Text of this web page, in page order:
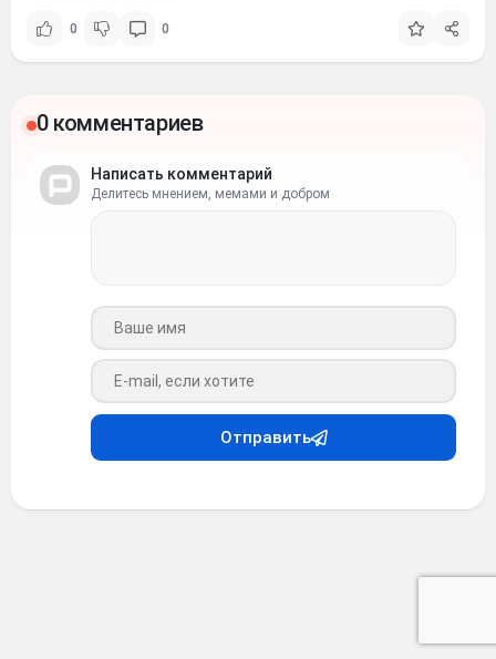
0 0
0 комментариев
Написать комментарий
Делитесь мнением, мемами и добром
Ваше имя
Ваш e-mail
Отправить